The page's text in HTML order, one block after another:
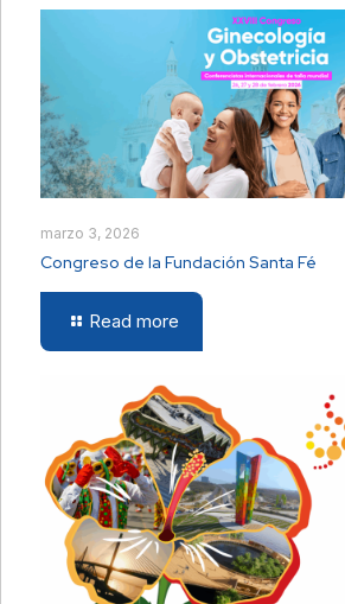
marzo 3, 2026
Congreso de la Fundación Santa Fé
Read more